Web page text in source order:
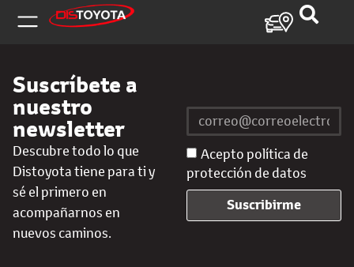
Suscríbete a
nuestro
newsletter
Descubre todo lo que
Distoyota tiene para ti y
sé el primero en
acompañarnos en
nuevos caminos.
Acepto política de
protección de datos
Suscribirme